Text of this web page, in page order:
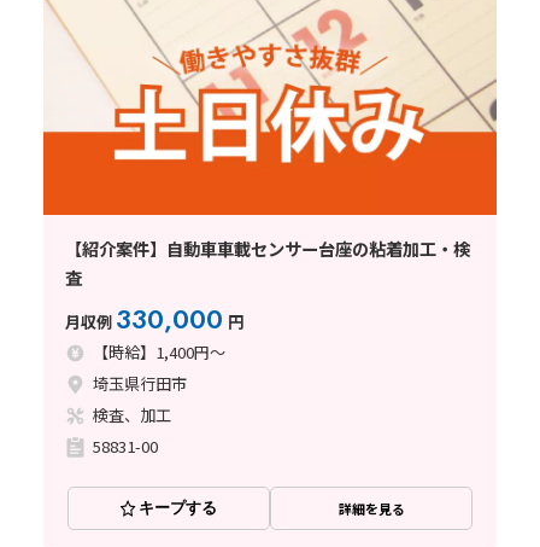
【紹介案件】自動車車載センサー台座の粘着加工・検
査
月収例 330,000 円
【時給】1,400円～
埼玉県行田市
検査、加工
58831-00
キープする 詳細を見る